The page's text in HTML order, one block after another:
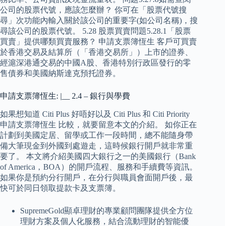
公司的股票代號，應該怎麼辦？ 你可在「股票代號搜
尋」次功能內輸入關於該公司的重要字(如公司名稱)，搜
尋該公司的股票代號。 5.28 股票買賣問題5.28.1「股票
買賣」提供哪類買賣服務？ 申請支票簿恆生 客戶可買賣
於香港交易及結算所（「香港交易所」）上市的證券、
經滬深港通交易的中國A股、香港特別行政區發行的零
售債券和美國納斯達克預托證券。
申請支票簿恆生: |__ 2.4 – 銀行與學費
如果想知道 Citi Plus 好唔好以及 Citi Plus 和 Citi Priority
申請支票簿恆生 比較，就要留意本文的介紹。 如你正在
計劃到美國定居、留學或工作一段時間，總不能隨身帶
備大筆現金到外國到處遊走，這時候銀行開戶就非常重
要了。 本文將介紹美國四大銀行之一的美國銀行（Bank
of America，BOA）的開戶流程、服務和手續費等資訊。
如果你是預約分行開戶，在分行與職員會面開戶後，最
快可於同日領取提款卡及支票簿。
SupremeGold顯卓理財的專業顧問團隊提供全方位
理財方案及個人化服務，結合流動理財的智能優